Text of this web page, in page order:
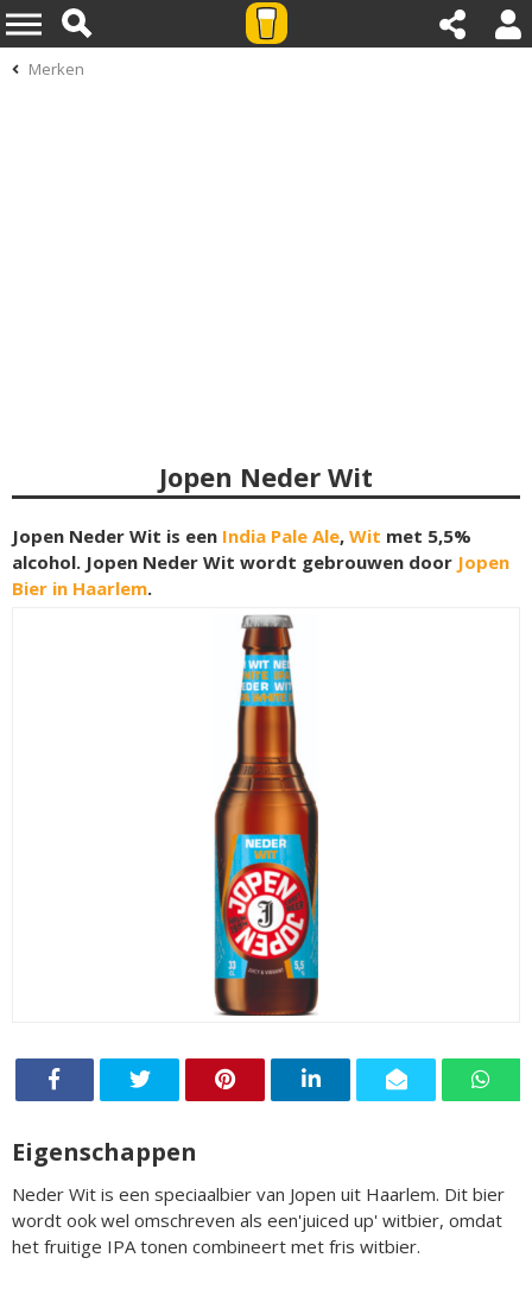
Merken
Jopen Neder Wit
Jopen Neder Wit is een India Pale Ale, Wit met 5,5%
alcohol. Jopen Neder Wit wordt gebrouwen door Jopen
Bier in Haarlem.
Eigenschappen
Neder Wit is een speciaalbier van Jopen uit Haarlem. Dit bier
wordt ook wel omschreven als een'juiced up' witbier, omdat
het fruitige IPA tonen combineert met fris witbier.